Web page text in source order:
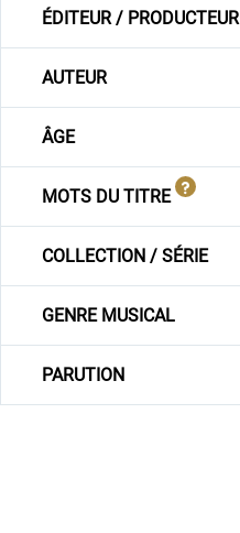
ÉDITEUR / PRODUCTEUR
AUTEUR
ÂGE
MOTS DU TITRE
COLLECTION / SÉRIE
GENRE MUSICAL
PARUTION